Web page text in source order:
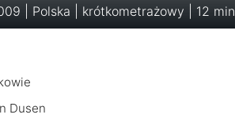
| Polska | krótkometrażowy | 12 min
Dusen